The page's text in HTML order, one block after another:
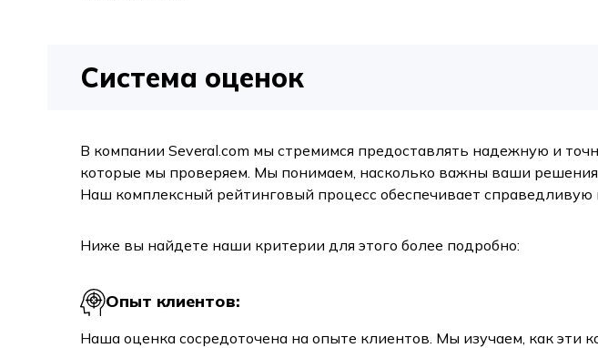
Система оценок
В компании Several.com мы стремимся предоставлять надежную и
которые мы проверяем. Мы понимаем, насколько важны ваши решения
Наш комплексный рейтинговый процесс обеспечивает
Ниже вы найдете наши критерии для этого более подробно:
Опыт клиентов:
Наша оценка сосредоточена на опыте клиентов. Мы изучаем, как